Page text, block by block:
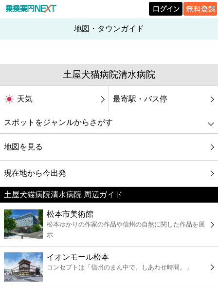
地図・タウンガイド
土屋犬猫病院清水病院
天気 最寄駅・バス停
スポットをジャンルからさがす
グルメ
映画
美容
コンビニ
薬局
スーパー
地図を見る
現在地から今出発
土屋犬猫病院清水病院 周辺ガイド
松本市美術館
松本ゆかりの作家の作品や信州の自然に関した作品を展
示
イオンモール松本
コンセプトは「信州のまん中で、しあわせ時間。」